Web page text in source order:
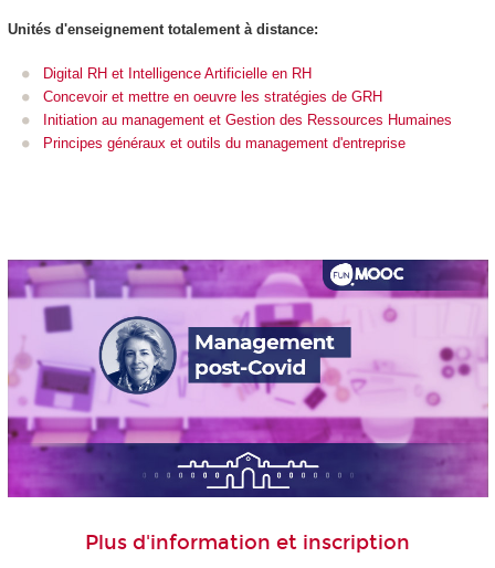
Unités d'enseignementtotalement à distance:
Digital RH et Intelligence Artificielle en RH
Concevoir et mettre en oeuvre les stratégies de GRH
Initiation au management et Gestion des Ressources Humaines
Principes généraux et outils du management d'entreprise
Plus d'information et inscription